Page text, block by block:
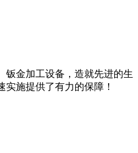
钣金加工设备，造就先进的生
施提供了有力的保障！